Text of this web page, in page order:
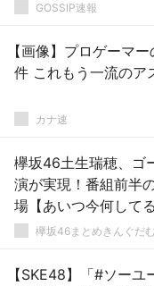
GOSSIP速報
【画像】プロゲーマ
件 これもう一流のア
カナ速
欅坂46土生瑞穂、ゴ
演が実現！番組前半
場【あいつ今何してる
欅坂46まとめきんぐだむ
【SKE48】「#ソー